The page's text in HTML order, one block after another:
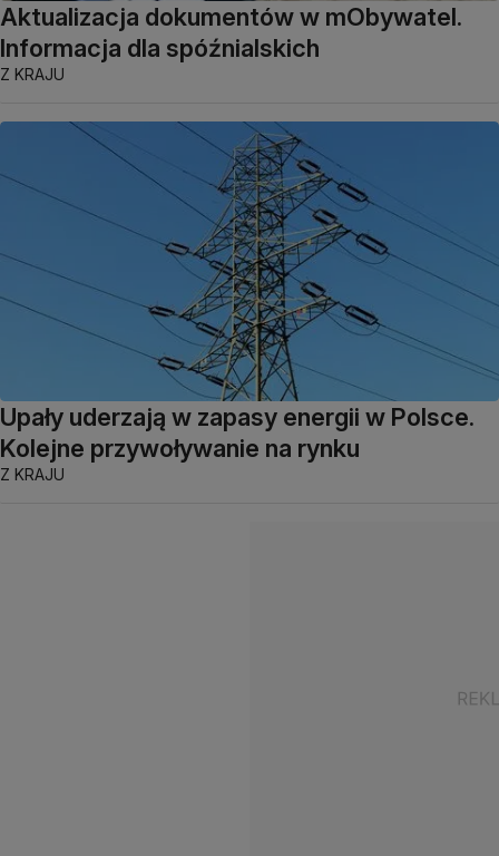
Aktualizacja dokumentów w mObywatel.
Informacja dla spóźnialskich
Z KRAJU
Upały uderzają w zapasy energii w Polsce.
Kolejne przywoływanie na rynku
Z KRAJU